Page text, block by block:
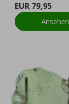
EUR 79,95
Ansehen